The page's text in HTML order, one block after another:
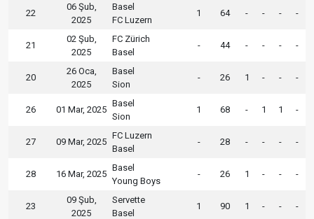
22
06 Şub,
2025
Basel
FC Luzern
1 64 - - - -
21
02 Şub,
2025
FC Zürich
Basel
- 44 - - - -
20
26 Oca,
2025
Basel
Sion
- 26 1 - - -
26 01 Mar, 2025
Basel
Sion
1 68 - 1 1 -
27 09 Mar, 2025
FC Luzern
Basel
- 28 - - - -
28 16 Mar, 2025
Basel
Young Boys
- 26 1 - - -
23
09 Şub,
2025
Servette
Basel
1 90 1 - - -